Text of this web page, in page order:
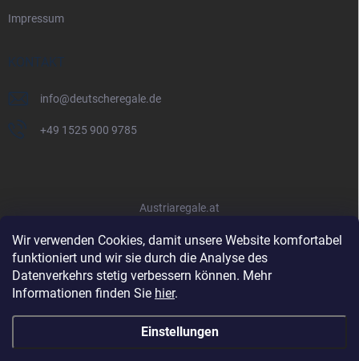
Wir verwenden Cookies, damit unsere Website komfortabel
funktioniert und wir sie durch die Analyse des
Datenverkehrs stetig verbessern können. Mehr
Informationen finden Sie hier.
Einstellungen
Impressum
KONTAKT
info@deutscheregale.de
+49 1525 900 9785
Austriaregale.at